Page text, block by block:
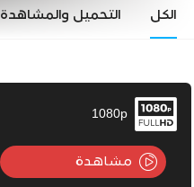
الكل التحميل والمشاهدة
1080p
مشاهدة